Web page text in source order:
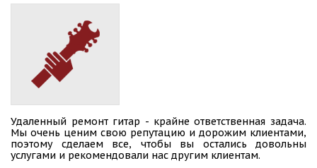
СДЭК
Томск, ул. Павла Нарановича, 10
(495) 128-95-59
СДЭК
Томск, ул. Пушкина, 32
(495) 128-95-59
Томск, ул. Сергея Лазо, 23
(495) 128-95-59
Удаленный ремонт гитар - крайне ответственная задача.
Мы очень ценим свою репутацию и дорожим клиентами,
поэтому сделаем все, чтобы вы остались довольны
услугами и рекомендовали нас другим клиентам.